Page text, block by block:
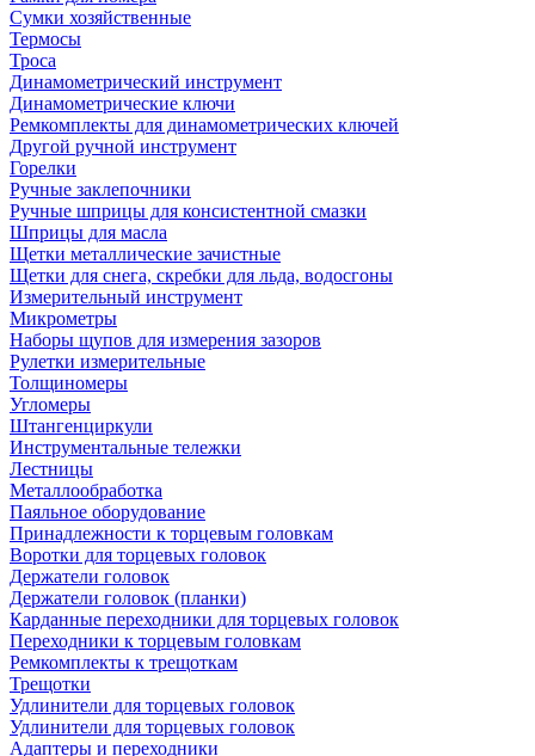
Сумки хозяйственные
Термосы
Троса
Динамометрический инструмент
Динамометрические ключи
Ремкомплекты для динамометрических ключей
Другой ручной инструмент
Горелки
Ручные заклепочники
Ручные шприцы для консистентной смазки
Шприцы для масла
Щетки металлические зачистные
Щетки для снега, скребки для льда, водосгоны
Измерительный инструмент
Микрометры
Наборы щупов для измерения зазоров
Рулетки измерительные
Толщиномеры
Угломеры
Штангенциркули
Инструментальные тележки
Лестницы
Металлообработка
Паяльное оборудование
Принадлежности к торцевым головкам
Воротки для торцевых головок
Держатели головок
Держатели головок (планки)
Карданные переходники для торцевых головок
Переходники к торцевым головкам
Ремкомплекты к трещоткам
Трещотки
Удлинители для торцевых головок
Удлинители для торцевых головок
Адаптеры и переходники